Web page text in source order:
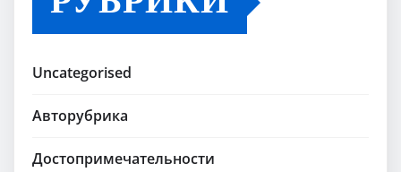
Uncategorised
Авторубрика
Достопримечательности